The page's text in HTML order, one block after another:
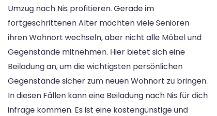
Umzug nach Nis profitieren. Gerade im
fortgeschrittenen Alter möchten viele Senioren
ihren Wohnort wechseln, aber nicht alle Möbel und
Gegenstände mitnehmen. Hier bietet sich eine
Beiladung an, um die wichtigsten persönlichen
Gegenstände sicher zum neuen Wohnort zu bringen.
In diesen Fällen kann eine Beiladung nach Nis für dich
infrage kommen. Es ist eine kostengünstige und